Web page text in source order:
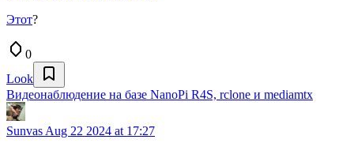
Этот?
0
Look
Видеонаблюдение на базе NanoPi R4S, rclone и mediamtx
Sunvas Aug 22 2024 at 17:27